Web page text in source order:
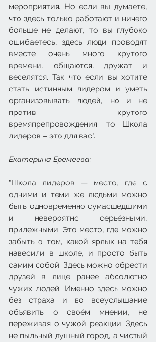
мероприятия. Но если вы думаете,
что здесь только работают и ничего
больше не делают, то вы глубоко
ошибаетесь, здесь люди проводят
вместе очень много крутого
времени, общаются, дружат и
веселятся. Так что если вы хотите
стать истинным лидером и уметь
организовывать людей, но и не
против крутого
времяпрепровождения, то Школа
лидеров – это для вас".
Екатерина Еремеева:
"Школа лидеров — место, где с
одними и теми же людьми можно
быть одновременно сумасшедшими
и невероятно серьёзными,
прилежными. Это место, где можно
забыть о том, какой ярлык на тебя
навесили в школе, и просто быть
самим собой. Здесь можно обрести
друзей в лице ранее абсолютно
чужих людей. Именно здесь можно
без страха и во всеуслышание
объявить о своём мнении, не
переживая о чужой реакции. Здесь
не пыльный душный город, а чистый